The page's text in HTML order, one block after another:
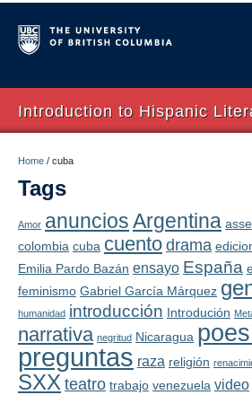
Introduction to Hispanic
About
Syllabus
Textos
Autores
PowerPoints
Videos
Home / cuba
Tags
Amor anunciosArgentina
colombia cuba cuento drama
Emilia Pardo Bazán ensayo España
feminismo Gabriel García Márquez
humanidad introducción Introdución
narrativa negritud Nicaragua
preguntas raza religión
SXX teatro trabajo venezuela video